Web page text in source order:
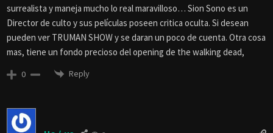
surrealista y maneja mucho lo real maravilloso… Sion Sono es un
Director de culto y sus películas poseen critica oculta. Si desean
pueden ver TRUMAN SHOW y se daran un poco de cuenta. Otra cosa
mas, tiene un fondo precioso del opening de the walking dead,
0 Reply